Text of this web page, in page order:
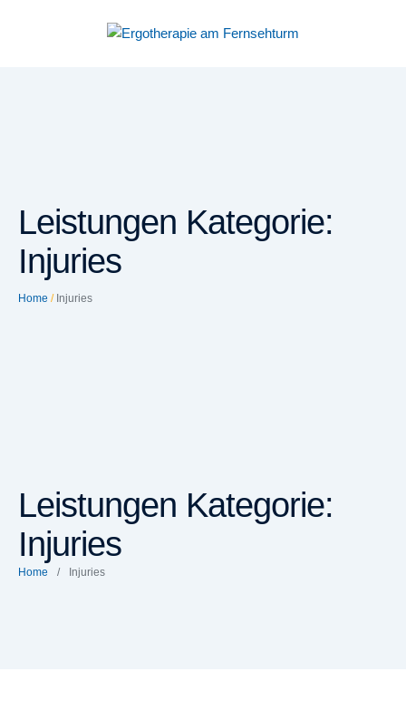
Leistungen Kategorie:
Injuries
Home / Injuries
Leistungen Kategorie:
Injuries
Home / Injuries